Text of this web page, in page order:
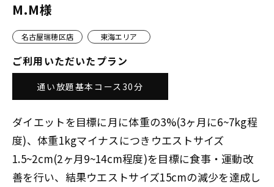
Strength 強み・特徴
プラン・料金表
Case お客様事例
Blog/News ブログ・お知らせ
M.M様
名古屋瑞穂区店 東海エリア
ご利用いただいたプラン
通い放題基本コース30分
ダイエットを目標に月に体重の3%(3ヶ月に6~7kg程
度)、体重1kgマイナスにつきウエストサイズ
1.5~2cm(2ヶ月9~14cm程度)を目標に食事・運動改
善を行い、結果ウエストサイズ15cmの減少を達成し